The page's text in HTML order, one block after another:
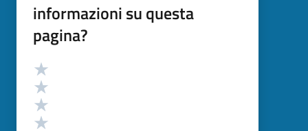
informazioni su questa
pagina?
Valutazione